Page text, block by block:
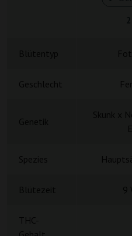
Geschlecht
Spezies
THC-